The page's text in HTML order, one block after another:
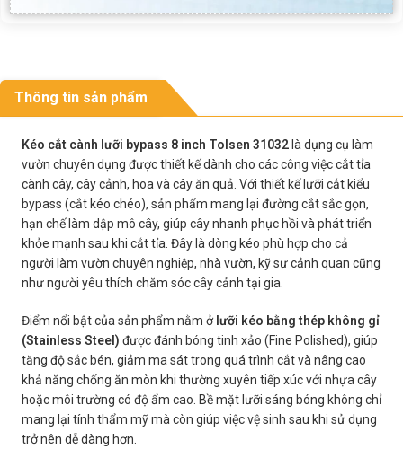
Thông tin sản phẩm
Kéo cắt cành lưỡi bypass 8 inch Tolsen 31032 là dụng cụ làm
vườn chuyên dụng được thiết kế dành cho các công việc cắt tỉa
cành cây, cây cảnh, hoa và cây ăn quả. Với thiết kế lưỡi cắt kiểu
bypass (cắt kéo chéo), sản phẩm mang lại đường cắt sắc gọn,
hạn chế làm dập mô cây, giúp cây nhanh phục hồi và phát triển
khỏe mạnh sau khi cắt tỉa. Đây là dòng kéo phù hợp cho cả
người làm vườn chuyên nghiệp, nhà vườn, kỹ sư cảnh quan cũng
như người yêu thích chăm sóc cây cảnh tại gia.
Điểm nổi bật của sản phẩm nằm ở lưỡi kéo bằng thép không gỉ
(Stainless Steel) được đánh bóng tinh xảo (Fine Polished), giúp
tăng độ sắc bén, giảm ma sát trong quá trình cắt và nâng cao
khả năng chống ăn mòn khi thường xuyên tiếp xúc với nhựa cây
hoặc môi trường có độ ẩm cao. Bề mặt lưỡi sáng bóng không chỉ
mang lại tính thẩm mỹ mà còn giúp việc vệ sinh sau khi sử dụng
trở nên dễ dàng hơn.